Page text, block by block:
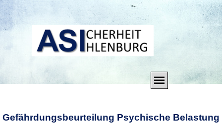
Direkt zum Seiteninhalt
Menü überspringen
Gefährdungsbeurteilung Psychische Belastung